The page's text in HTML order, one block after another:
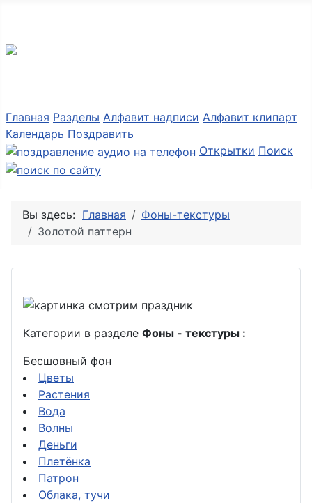
Главная Разделы Алфавит надписи Алфавит клипарт
Календарь Поздравить
Открытки Поиск
Вы здесь: Главная
Фоны-текстуры
Золотой паттерн
Категории в разделе Фоны - текстуры :
Бесшовный фон
Цветы
Растения
Вода
Волны
Деньги
Плетёнка
Патрон
Облака, тучи